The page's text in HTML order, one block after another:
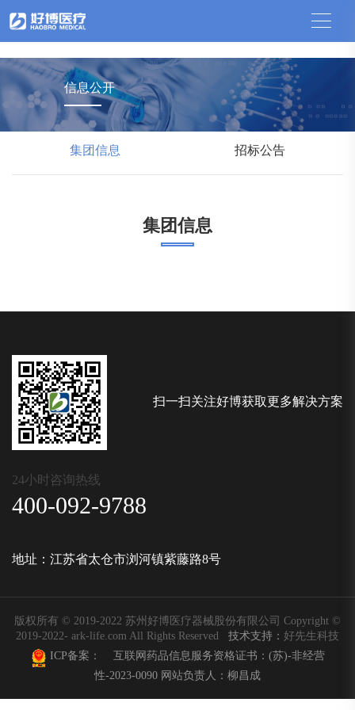
信息公开
集团信息 招标公告
集团信息
扫一扫关注好博获取更多解决方案
24小时咨询热线
400-092-9788
地址：江苏省太仓市浏河镇紫藤路8号
版权所有 © 2019-2022 苏州好博医疗器械股份有限公司 Copyright ©
2019-2022- ark-life.com All Rights Reserved
技术支持： 好先生科技
ICP备案：
互联网药品信息服务资格证书： (苏)-非经营
性-2023-0090 网站负责人：柳昌成